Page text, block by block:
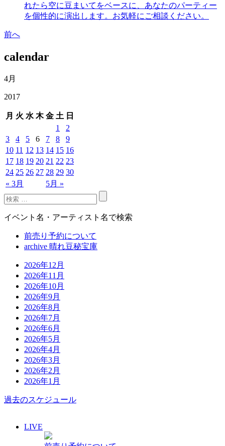
れたら空に豆まいてをベースに、あなたのパーティー
を個性的に演出します。お気軽にご相談ください。
前へ
calendar
4月
2017
月 火 水 木 金 土 日
« 3月 5月 »
1
2
3
4 5 6 7 8
9
10 11 12 13 14 15 16
17 18 19 20 21 22 23
24 25 26 27 28 29 30
イベント名・アーティスト名で検索
前売り予約について
archive 晴れ豆秘宝庫
2026年12月
2026年11月
2026年10月
2026年9月
2026年8月
2026年7月
2026年6月
2026年5月
2026年4月
2026年3月
2026年2月
2026年1月
過去のスケジュール
LIVE